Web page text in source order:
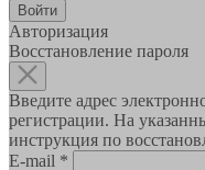
Авторизация
Восстановление пароля
Введите адрес
регистрации. На
инструкция по
E-mail *